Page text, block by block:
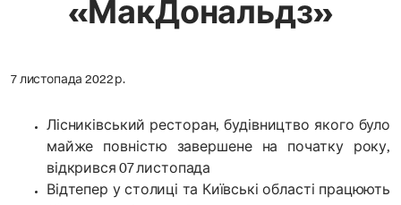
«МакДональдз»
7 листопада 2022 р.
Лісниківський ресторан, будівництво якого було
майже повністю завершене на початку року,
відкрився 07 листопада
Відтепер у столиці та Київські області працюють